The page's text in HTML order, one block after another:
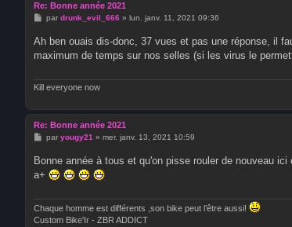
Re: Bonne année 2021
M
s
a
par drunk_evil_666» lun. janv. 11, 2021 09:36
Ah ben ouais dis-donc, 37 vues et pas une réponse, il
maximum de temps sur nos selles (si les virus le
Kill everyone now
Re: Bonne année 2021
M
s
a
par yougy21» mer. janv. 13, 2021 10:59
Bonne année à tous et qu'on pisse rouler de nouveau ici
a+
Chaque homme est différents ,son bike peut l’être aussi!
Custom Bike'Ir - ZBR ADDICT